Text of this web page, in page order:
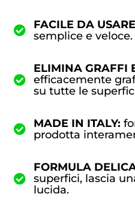
FACILE DA
semplice e veloce.
ELIMINA GRAFFI
efficacemente
su tutte le
MADE IN ITALY:
prodotta
FORMULA
superfici, lascia
lucida.